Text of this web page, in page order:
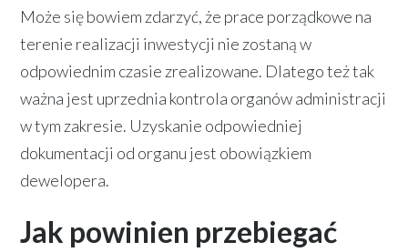
Może się bowiem zdarzyć, że prace porządkowe na
terenie realizacji inwestycji nie zostaną w
odpowiednim czasie zrealizowane. Dlatego też tak
ważna jest uprzednia kontrola organów administracji
w tym zakresie. Uzyskanie odpowiedniej
dokumentacji od organu jest obowiązkiem
dewelopera.
Jak powinien przebiegać